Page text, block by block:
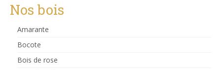
Nos bois
Amarante
Bocote
Bois de rose